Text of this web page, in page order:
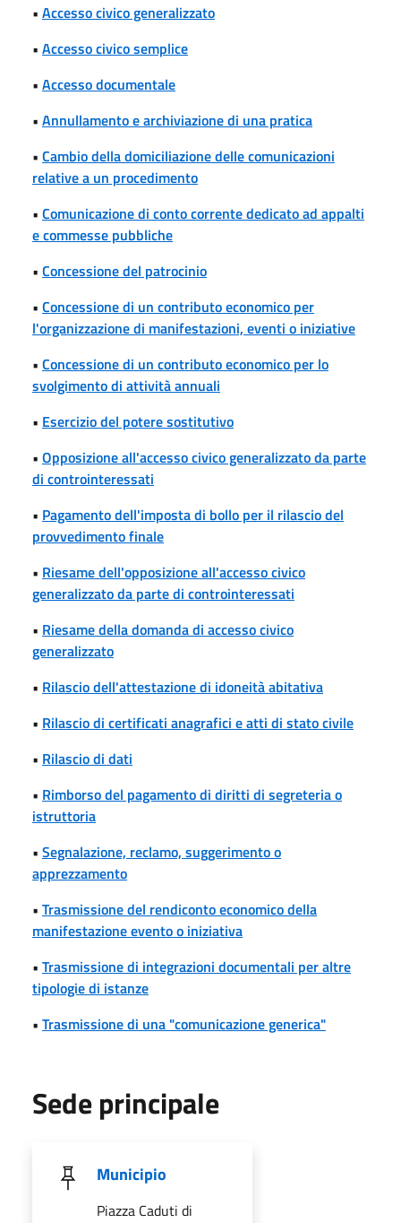
• Accesso civico generalizzato
• Accesso civico semplice
• Accesso documentale
• Annullamento e archiviazione di una pratica
• Cambio della domiciliazione delle comunicazioni
relative a un procedimento
• Comunicazione di conto corrente dedicato ad appalti
e commesse pubbliche
• Concessione del patrocinio
• Concessione di un contributo economico per
l'organizzazione di manifestazioni, eventi o iniziative
• Concessione di un contributo economico per lo
svolgimento di attività annuali
• Esercizio del potere sostitutivo
• Opposizione all'accesso civico generalizzato da parte
di controinteressati
• Pagamento dell'imposta di bollo per il rilascio del
provvedimento finale
• Riesame dell'opposizione all'accesso civico
generalizzato da parte di controinteressati
• Riesame della domanda di accesso civico
generalizzato
• Rilascio dell'attestazione di idoneità abitativa
• Rilascio di certificati anagrafici e atti di stato civile
• Rilascio di dati
• Rimborso del pagamento di diritti di segreteria o
istruttoria
• Segnalazione, reclamo, suggerimento o
apprezzamento
• Trasmissione del rendiconto economico della
manifestazione evento o iniziativa
• Trasmissione di integrazioni documentali per altre
tipologie di istanze
• Trasmissione di una "comunicazione generica"
Sede principale
Municipio
Piazza Caduti di